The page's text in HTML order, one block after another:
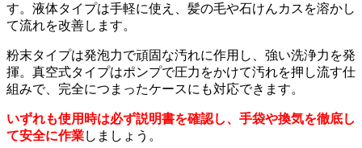
す。液体タイプは手軽に使え、髪の毛や石けんカスを溶かし
て流れを改善します。
粉末タイプは発泡力で頑固な汚れに作用し、強い洗浄力を発
揮。真空式タイプはポンプで圧力をかけて汚れを押し流す仕
組みで、完全につまったケースにも対応できます。
いずれも使用時は必ず説明書を確認し、手袋や換気を徹底し
て安全に作業しましょう。